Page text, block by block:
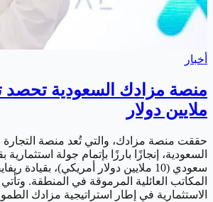
أخبار
ملايين دولار
حققت منصة مزادك، والتي تُعد منصة التجارة
سعودي (10 ملايين دولار أمريكي)،
المكاتب العائلية المرموقة في المنطقة.
الاستثمارية في إطار استراتيجية مزادك